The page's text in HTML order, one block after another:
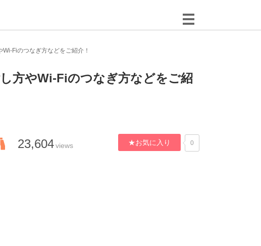
Fiのつなぎ方などをご紹介！
方やWi-Fiのつなぎ方などをご紹
23,604views ★お気に入り 0